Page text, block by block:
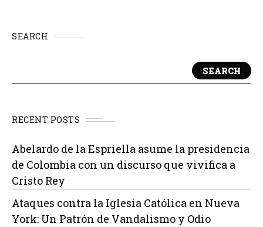
SEARCH
SEARCH
RECENT POSTS
Abelardo de la Espriella asume la presidencia
de Colombia con un discurso que vivifica a
Cristo Rey
Ataques contra la Iglesia Católica en Nueva
York: Un Patrón de Vandalismo y Odio